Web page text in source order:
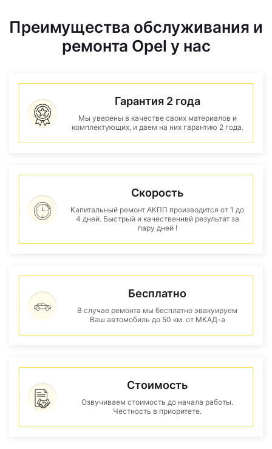
Преимущества обслуживания и
ремонта Opel у нас
Гарантия 2 года
Мы уверены в качестве своих материалов и
комплектующих, и даем на них гарантию 2 года.
Скорость
Капитальный ремонт АКПП производится от 1 до
4 дней. Быстрый и качественнвй результат за
пару дней !
Бесплатно
В случае ремонта мы бесплатно эвакуируем
Ваш автомобиль до 50 км. от МКАД-а
Стоимость
Озвучиваем стоимость до начала работы.
Честность в приоритете.